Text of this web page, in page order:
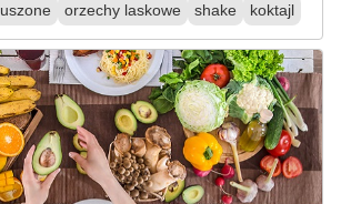
orzechy laskowe shake koktajl